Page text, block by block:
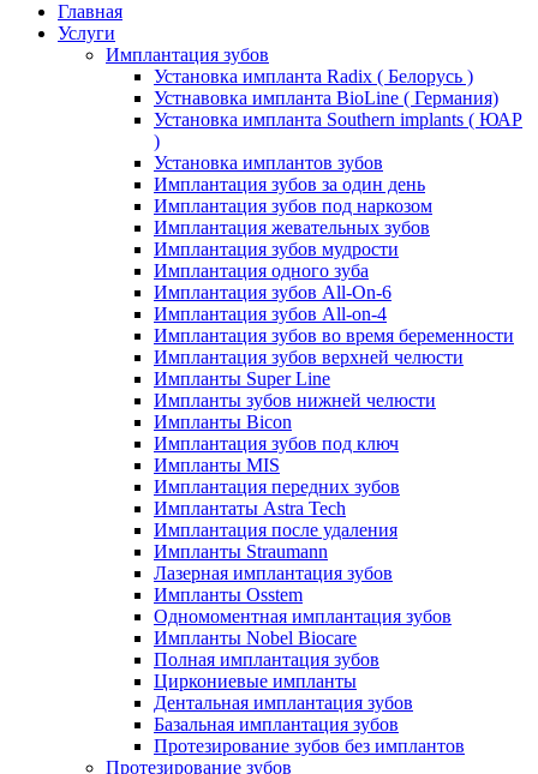
Главная
Услуги
Имплантация зубов
Установка импланта Radix ( Белорусь )
Устнавовка импланта BioLine ( Германия)
Установка импланта Southern implants ( ЮАР
)
Установка имплантов зубов
Имплантация зубов за один день
Имплантация зубов под наркозом
Имплантация жевательных зубов
Имплантация зубов мудрости
Имплантация одного зуба
Имплантация зубов All-On-6
Имплантация зубов All-on-4
Имплантация зубов во время беременности
Имплантация зубов верхней челюсти
Импланты Super Line
Импланты зубов нижней челюсти
Импланты Bicon
Имплантация зубов под ключ
Импланты MIS
Имплантация передних зубов
Имплантаты Astra Tech
Имплантация после удаления
Импланты Straumann
Лазерная имплантация зубов
Импланты Osstem
Одномоментная имплантация зубов
Импланты Nobel Biocare
Полная имплантация зубов
Циркониевые импланты
Дентальная имплантация зубов
Базальная имплантация зубов
Протезирование зубов без имплантов
Протезирование зубов